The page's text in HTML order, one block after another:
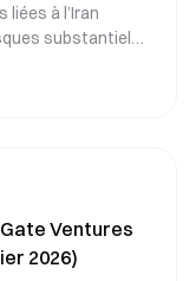
à l’Iran
substantiels,
des
Ventures
2026)